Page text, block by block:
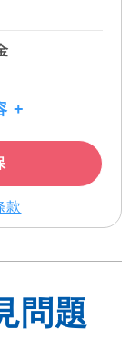
+
款
問題